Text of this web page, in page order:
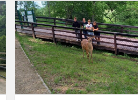
Klasės
kelionė
-
nuo
medžių
viršūnių
iki
jūros